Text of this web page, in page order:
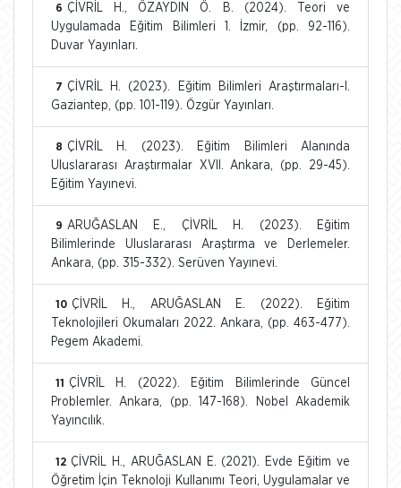
6 ÇİVRİL H., ÖZAYDIN Ö. B. (2024). Teori ve
Uygulamada Eğitim Bilimleri 1. İzmir, (pp. 92-116).
Duvar Yayınları.
7 ÇİVRİL H. (2023). Eğitim Bilimleri Araştırmaları-I.
Gaziantep, (pp. 101-119). Özgür Yayınları.
8 ÇİVRİL H. (2023). Eğitim Bilimleri Alanında
Uluslararası Araştırmalar XVII. Ankara, (pp. 29-45).
Eğitim Yayınevi.
9 ARUĞASLAN E., ÇİVRİL H. (2023). Eğitim
Bilimlerinde Uluslararası Araştırma ve Derlemeler.
Ankara, (pp. 315-332). Serüven Yayınevi.
10 ÇİVRİL H., ARUĞASLAN E. (2022). Eğitim
Teknolojileri Okumaları 2022. Ankara, (pp. 463-477).
Pegem Akademi.
11
ÇİVRİL H. (2022). Eğitim Bilimlerinde Güncel
Problemler. Ankara, (pp. 147-168). Nobel Akademik
Yayıncılık.
12 ÇİVRİL H., ARUĞASLAN E. (2021). Evde Eğitim ve
Öğretim İçin Teknoloji Kullanımı Teori, Uygulamalar ve